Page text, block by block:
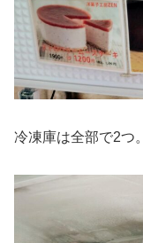
冷凍庫は全部で2つ。